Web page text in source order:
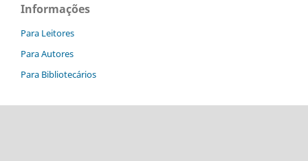
Informações
Para Leitores
Para Autores
Para Bibliotecários